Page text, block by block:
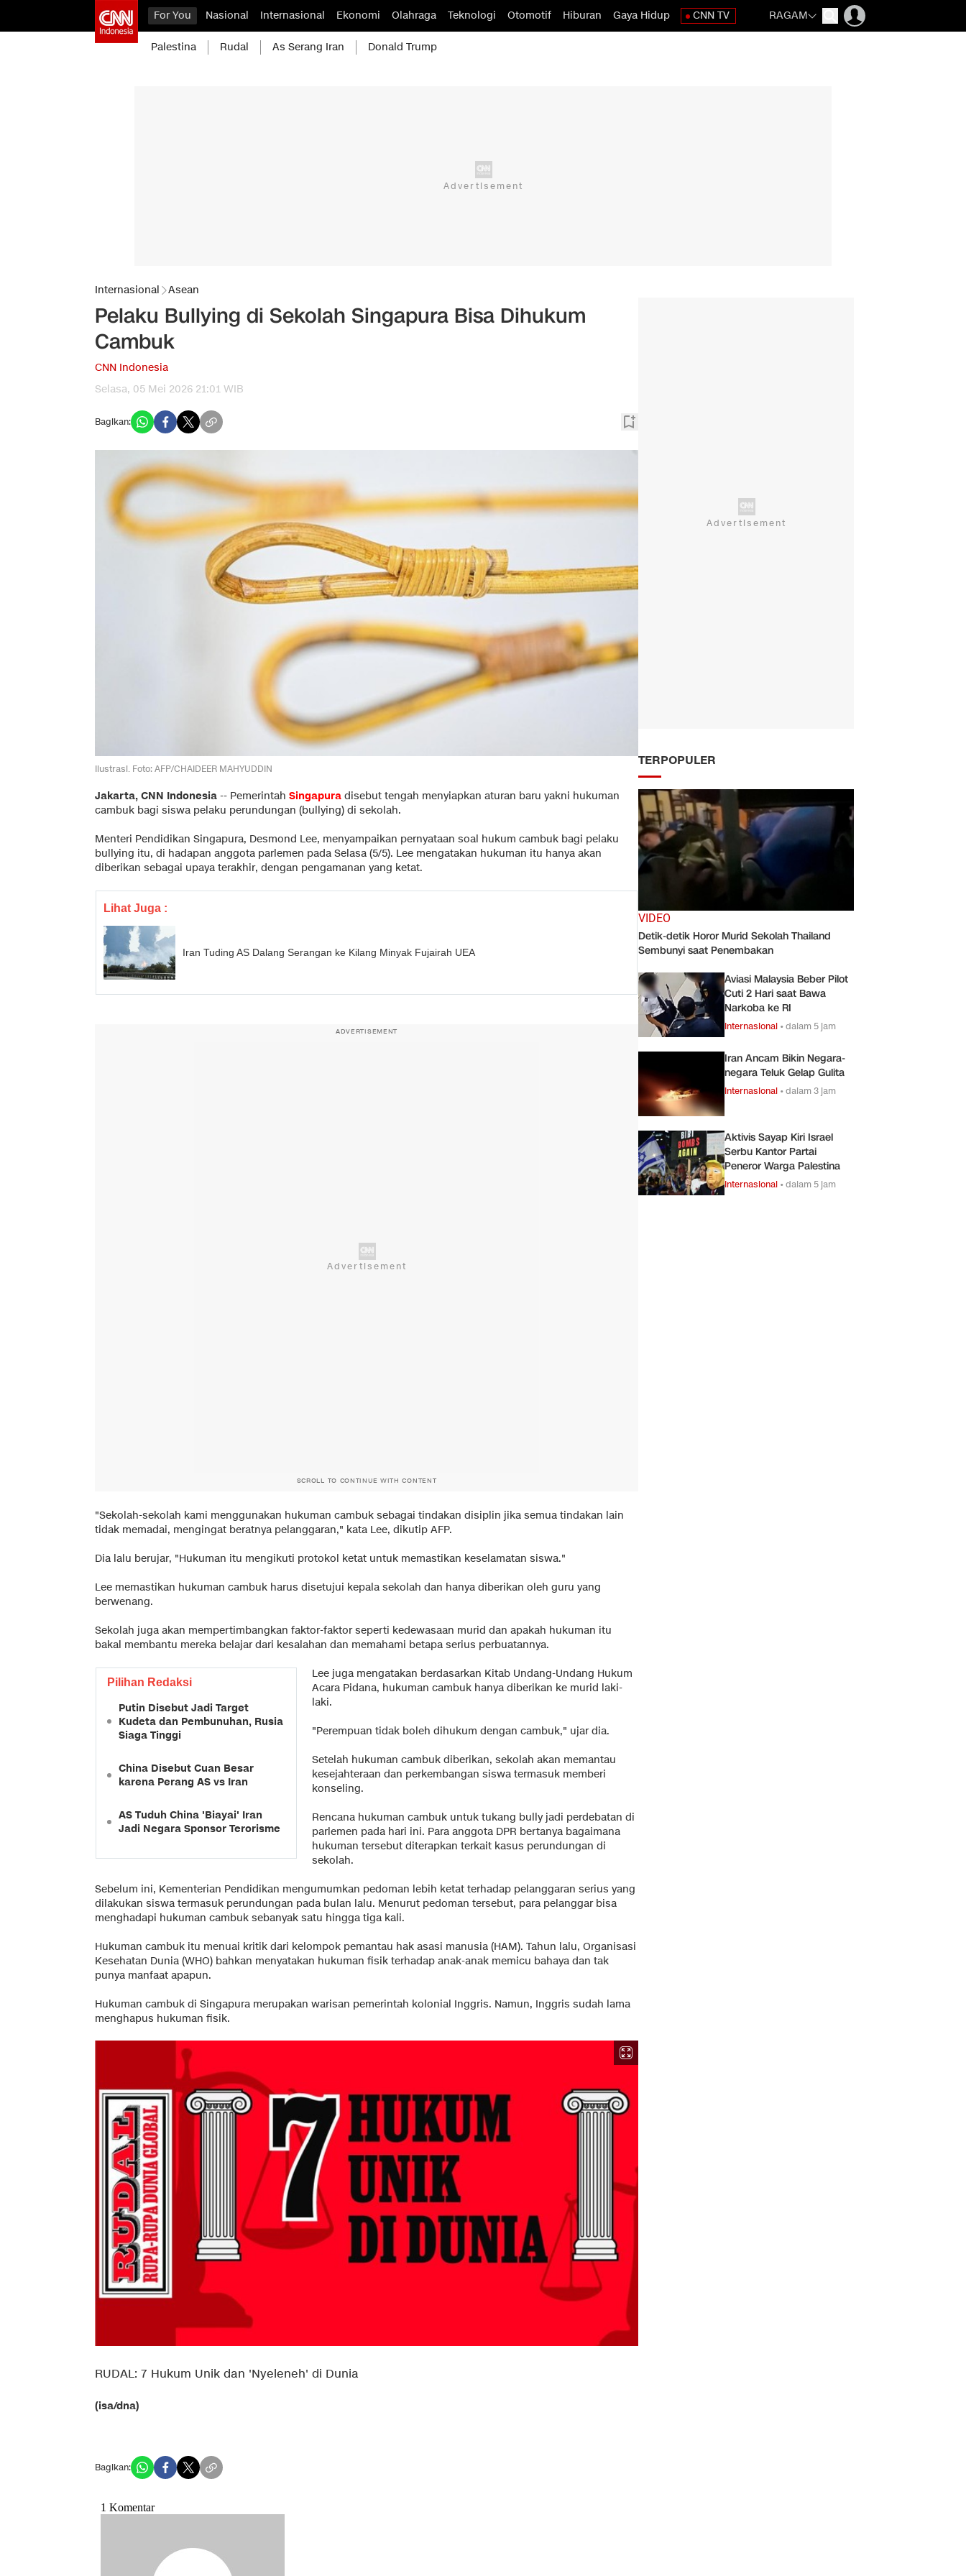
For You Nasional Internasional Ekonomi Olahraga Teknologi Otomotif Hiburan Gaya Hidup CNN TV RAGAM
Palestina Rudal As Serang Iran Donald Trump
Internasional Asean
Pelaku Bullying di Sekolah Singapura Bisa Dihukum
Cambuk
CNN Indonesia
Selasa, 05 Mei 2026 21:01 WIB
Bagikan:
Ilustrasi. Foto: AFP/CHAIDEER MAHYUDDIN
Jakarta, CNN Indonesia -- Pemerintah Singapura disebut tengah menyiapkan aturan baru yakni hukuman
cambuk bagi siswa pelaku perundungan (bullying) di sekolah.
Menteri Pendidikan Singapura, Desmond Lee, menyampaikan pernyataan soal hukum cambuk bagi pelaku
bullying itu, di hadapan anggota parlemen pada Selasa (5/5). Lee mengatakan hukuman itu hanya akan
diberikan sebagai upaya terakhir, dengan pengamanan yang ketat.
Lihat Juga :
Iran Tuding AS Dalang Serangan ke Kilang Minyak Fujairah UEA
ADVERTISEMENT
SCROLL TO CONTINUE WITH CONTENT
"Sekolah-sekolah kami menggunakan hukuman cambuk sebagai tindakan disiplin jika semua tindakan lain
tidak memadai, mengingat beratnya pelanggaran," kata Lee, dikutip AFP.
Dia lalu berujar, "Hukuman itu mengikuti protokol ketat untuk memastikan keselamatan siswa."
Lee memastikan hukuman cambuk harus disetujui kepala sekolah dan hanya diberikan oleh guru yang
berwenang.
Sekolah juga akan mempertimbangkan faktor-faktor seperti kedewasaan murid dan apakah hukuman itu
bakal membantu mereka belajar dari kesalahan dan memahami betapa serius perbuatannya.
Pilihan Redaksi
Putin Disebut Jadi Target
Kudeta dan Pembunuhan, Rusia
Siaga Tinggi
China Disebut Cuan Besar
karena Perang AS vs Iran
AS Tuduh China 'Biayai' Iran
Jadi Negara Sponsor Terorisme
Lee juga mengatakan berdasarkan Kitab Undang-Undang Hukum
Acara Pidana, hukuman cambuk hanya diberikan ke murid laki-
laki.
"Perempuan tidak boleh dihukum dengan cambuk," ujar dia.
Setelah hukuman cambuk diberikan, sekolah akan memantau
kesejahteraan dan perkembangan siswa termasuk memberi
konseling.
Rencana hukuman cambuk untuk tukang bully jadi perdebatan di
parlemen pada hari ini. Para anggota DPR bertanya bagaimana
hukuman tersebut diterapkan terkait kasus perundungan di
sekolah.
Sebelum ini, Kementerian Pendidikan mengumumkan pedoman lebih ketat terhadap pelanggaran serius yang
dilakukan siswa termasuk perundungan pada bulan lalu. Menurut pedoman tersebut, para pelanggar bisa
menghadapi hukuman cambuk sebanyak satu hingga tiga kali.
Hukuman cambuk itu menuai kritik dari kelompok pemantau hak asasi manusia (HAM). Tahun lalu, Organisasi
Kesehatan Dunia (WHO) bahkan menyatakan hukuman fisik terhadap anak-anak memicu bahaya dan tak
punya manfaat apapun.
Hukuman cambuk di Singapura merupakan warisan pemerintah kolonial Inggris. Namun, Inggris sudah lama
menghapus hukuman fisik.
RUDAL: 7 Hukum Unik dan 'Nyeleneh' di Dunia
(isa/dna)
Bagikan:
TERPOPULER
VIDEO
Detik-detik Horor Murid Sekolah Thailand
Sembunyi saat Penembakan
Aviasi Malaysia Beber Pilot
Cuti 2 Hari saat Bawa
Narkoba ke RI
Internasional •dalam 5 jam
Iran Ancam Bikin Negara-
negara Teluk Gelap Gulita
Internasional •dalam 3 jam
Aktivis Sayap Kiri Israel
Serbu Kantor Partai
Peneror Warga Palestina
Internasional •dalam 5 jam